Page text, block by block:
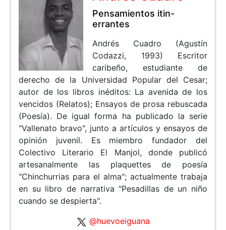
Pensamientos itin-
errantes
Andrés Cuadro (Agustín
Codazzi, 1993) Escritor
caribeño, estudiante de
derecho de la Universidad Popular del Cesar;
autor de los libros inéditos: La avenida de los
vencidos (Relatos); Ensayos de prosa rebuscada
(Poesía). De igual forma ha publicado la serie
"Vallenato bravo", junto a artículos y ensayos de
opinión juvenil. Es miembro fundador del
Colectivo Literario El Manjol, donde publicó
artesanalmente las plaquettes de poesía
"Chinchurrias para el alma"; actualmente trabaja
en su libro de narrativa "Pesadillas de un niño
cuando se despierta".
@huevoeiguana